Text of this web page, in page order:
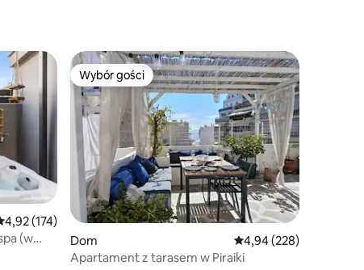
ocena: 4,92 na 5, liczba recenzji: 174
4,92 (174)
(w
Wybór gości
Wybór gości
Dom Średnia ocena: 4,94
4,94 (228)
Apartament z tarasem w Piraiki